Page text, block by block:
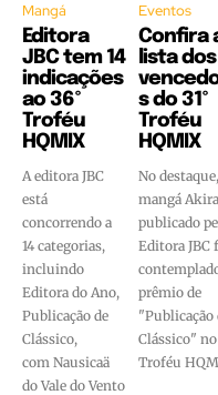
Mangá
Editora
JBC tem 14
indicações
ao 36º
Troféu
HQMIX
A editora JBC
está
concorrendo a
14 categorias,
incluindo
Editora do Ano,
Publicação de
Clássico,
com Nausicaä
do Vale do Vento
Eventos
Confira
lista dos
s do 31º
Troféu
HQMIX
No
mangá
publicado
Editora JBC
prêmio de
"Publicação
Clássico" no
Troféu